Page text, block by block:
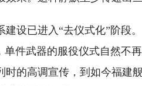
建设已进入“去仪式化”阶段
单件武器的服役仪式自然不
时的高调宣传，到如今福建